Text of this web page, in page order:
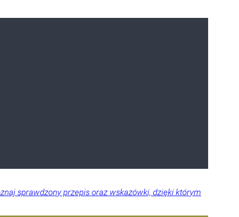
sprawdzony przepis oraz wskazówki, dzięki którym